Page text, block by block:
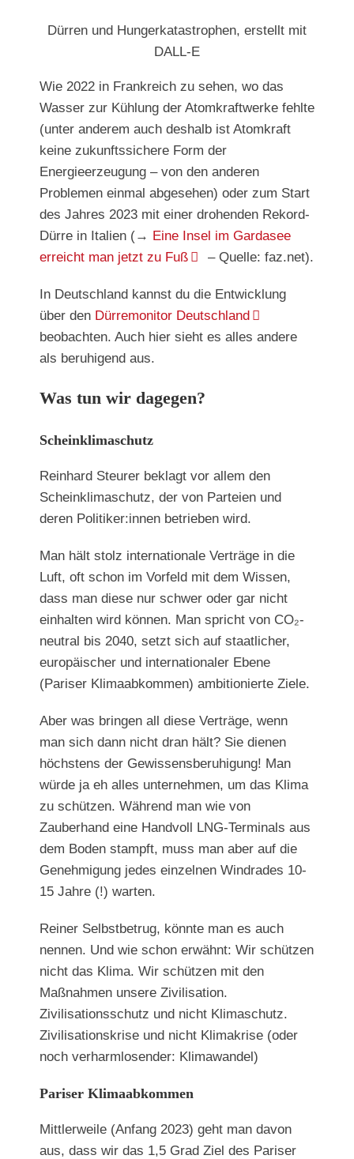
Dürren und Hungerkatastrophen, erstellt mit
DALL-E
Wie 2022 in Frankreich zu sehen, wo das
Wasser zur Kühlung der Atomkraftwerke fehlte
(unter anderem auch deshalb ist Atomkraft
keine zukunftssichere Form der
Energieerzeugung – von den anderen
Problemen einmal abgesehen) oder zum Start
des Jahres 2023 mit einer drohenden Rekord-
Dürre in Italien (→ Eine Insel im Gardasee
erreicht man jetzt zu Fuß
– Quelle: faz.net).
In Deutschland kannst du die Entwicklung
über den Dürremonitor Deutschland
beobachten. Auch hier sieht es alles andere
als beruhigend aus.
Was tun wir dagegen?
Scheinklimaschutz
Reinhard Steurer beklagt vor allem den
Scheinklimaschutz, der von Parteien und
deren Politiker:innen betrieben wird.
Man hält stolz internationale Verträge in die
Luft, oft schon im Vorfeld mit dem Wissen,
dass man diese nur schwer oder gar nicht
einhalten wird können. Man spricht von CO₂-
neutral bis 2040, setzt sich auf staatlicher,
europäischer und internationaler Ebene
(Pariser Klimaabkommen) ambitionierte Ziele.
Aber was bringen all diese Verträge, wenn
man sich dann nicht dran hält? Sie dienen
höchstens der Gewissensberuhigung! Man
würde ja eh alles unternehmen, um das Klima
zu schützen. Während man wie von
Zauberhand eine Handvoll LNG-Terminals aus
dem Boden stampft, muss man aber auf die
Genehmigung jedes einzelnen Windrades 10-
15 Jahre (!) warten.
Reiner Selbstbetrug, könnte man es auch
nennen. Und wie schon erwähnt: Wir schützen
nicht das Klima. Wir schützen mit den
Maßnahmen unsere Zivilisation.
Zivilisationsschutz und nicht Klimaschutz.
Zivilisationskrise und nicht Klimakrise (oder
noch verharmlosender: Klimawandel)
Pariser Klimaabkommen
Mittlerweile (Anfang 2023) geht man davon
aus, dass wir das 1,5 Grad Ziel des Pariser